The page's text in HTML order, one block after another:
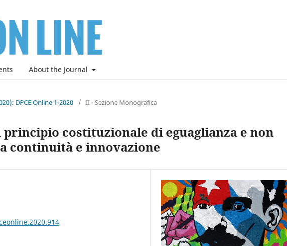
About the Journal
DPCE Online 1-2020 / II - Sezione Monografica
costituzionale di eguaglianza e non
continuità e innovazione